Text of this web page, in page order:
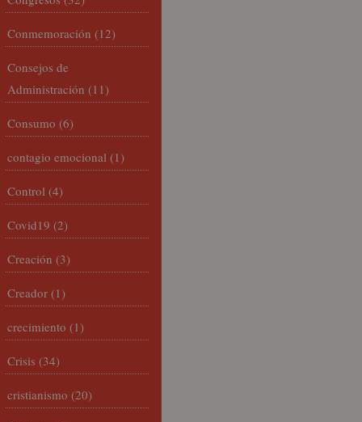
Conmemoración (12)
Consejos de
Administración (11)
Consumo (6)
contagio emocional (1)
Control (4)
Covid19 (2)
Creación (3)
Creador (1)
crecimiento (1)
Crisis (34)
cristianismo (20)